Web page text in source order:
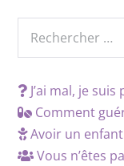
J’ai mal, je
Comment
Avoir un enfant
Vous n’êtes